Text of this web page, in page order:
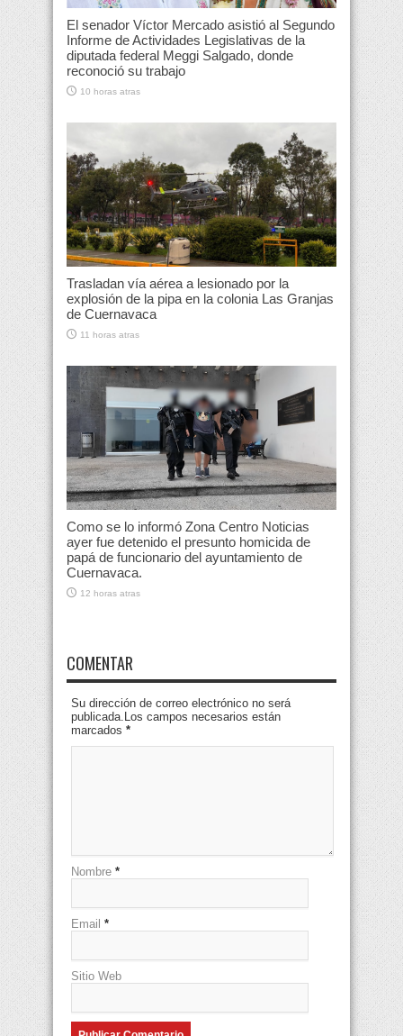
El senador Víctor Mercado asistió al Segundo
Informe de Actividades Legislativas de la
diputada federal Meggi Salgado, donde
reconoció su trabajo
10 horas atras
Trasladan vía aérea a lesionado por la
explosión de la pipa en la colonia Las Granjas
de Cuernavaca
11 horas atras
Como se lo informó Zona Centro Noticias
ayer fue detenido el presunto homicida de
papá de funcionario del ayuntamiento de
Cuernavaca.
12 horas atras
COMENTAR
Su dirección de correo electrónico no será
publicada.Los campos necesarios están
marcados *
Nombre *
Email *
Sitio Web